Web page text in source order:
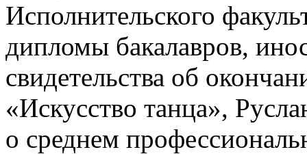
Исполнительского
дипломы бакалавров,
свидетельства об
«Искусство танца»,
о среднем